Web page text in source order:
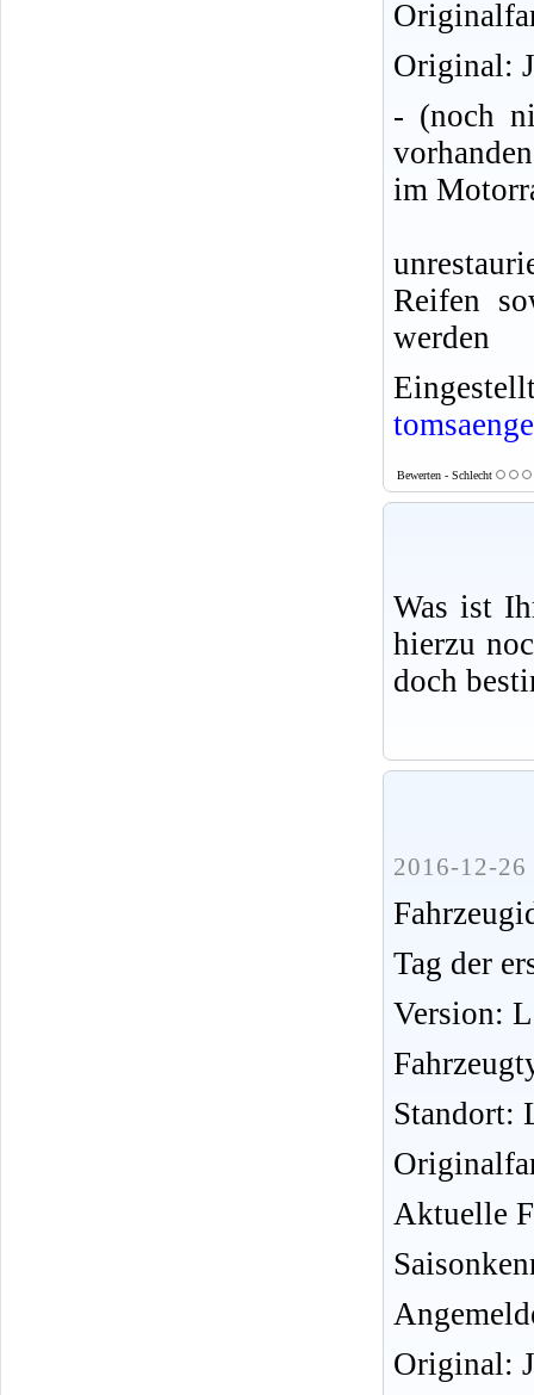
Original:
- (noch
im
Reifen
werden
Bewerten - Schlecht
Was ist
hierzu
doch
2016-12-26
Tag der
Version:
Standort:
Aktuelle
Original: